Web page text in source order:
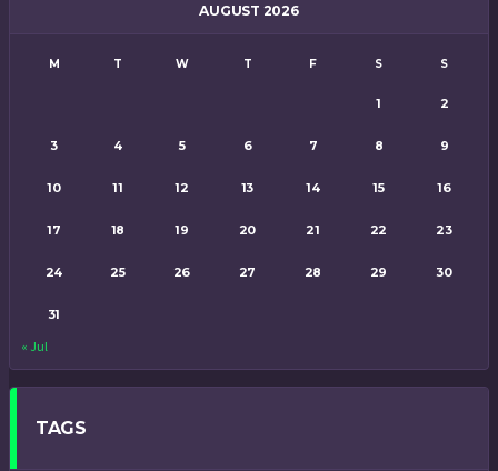
AUGUST 2026
M T W T F S S
1 2
3 4 5 6 7 8 9
10 11 12 13 14 15 16
17 18 19 20 21 22 23
24 25 26 27 28 29 30
31
« Jul
TAGS